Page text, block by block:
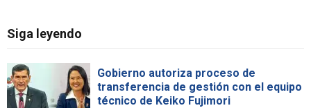
Siga leyendo
Gobierno autoriza proceso de
transferencia de gestión con el equipo
técnico de Keiko Fujimori